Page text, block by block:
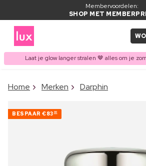
Membervoordelen:
SHOP MET
Laat je glow langer stralen 🤎 alles om je
ITEM TOEGEVOEGD AAN
Vaak samen
Home Merken Darphin
BESPAAR €83 00